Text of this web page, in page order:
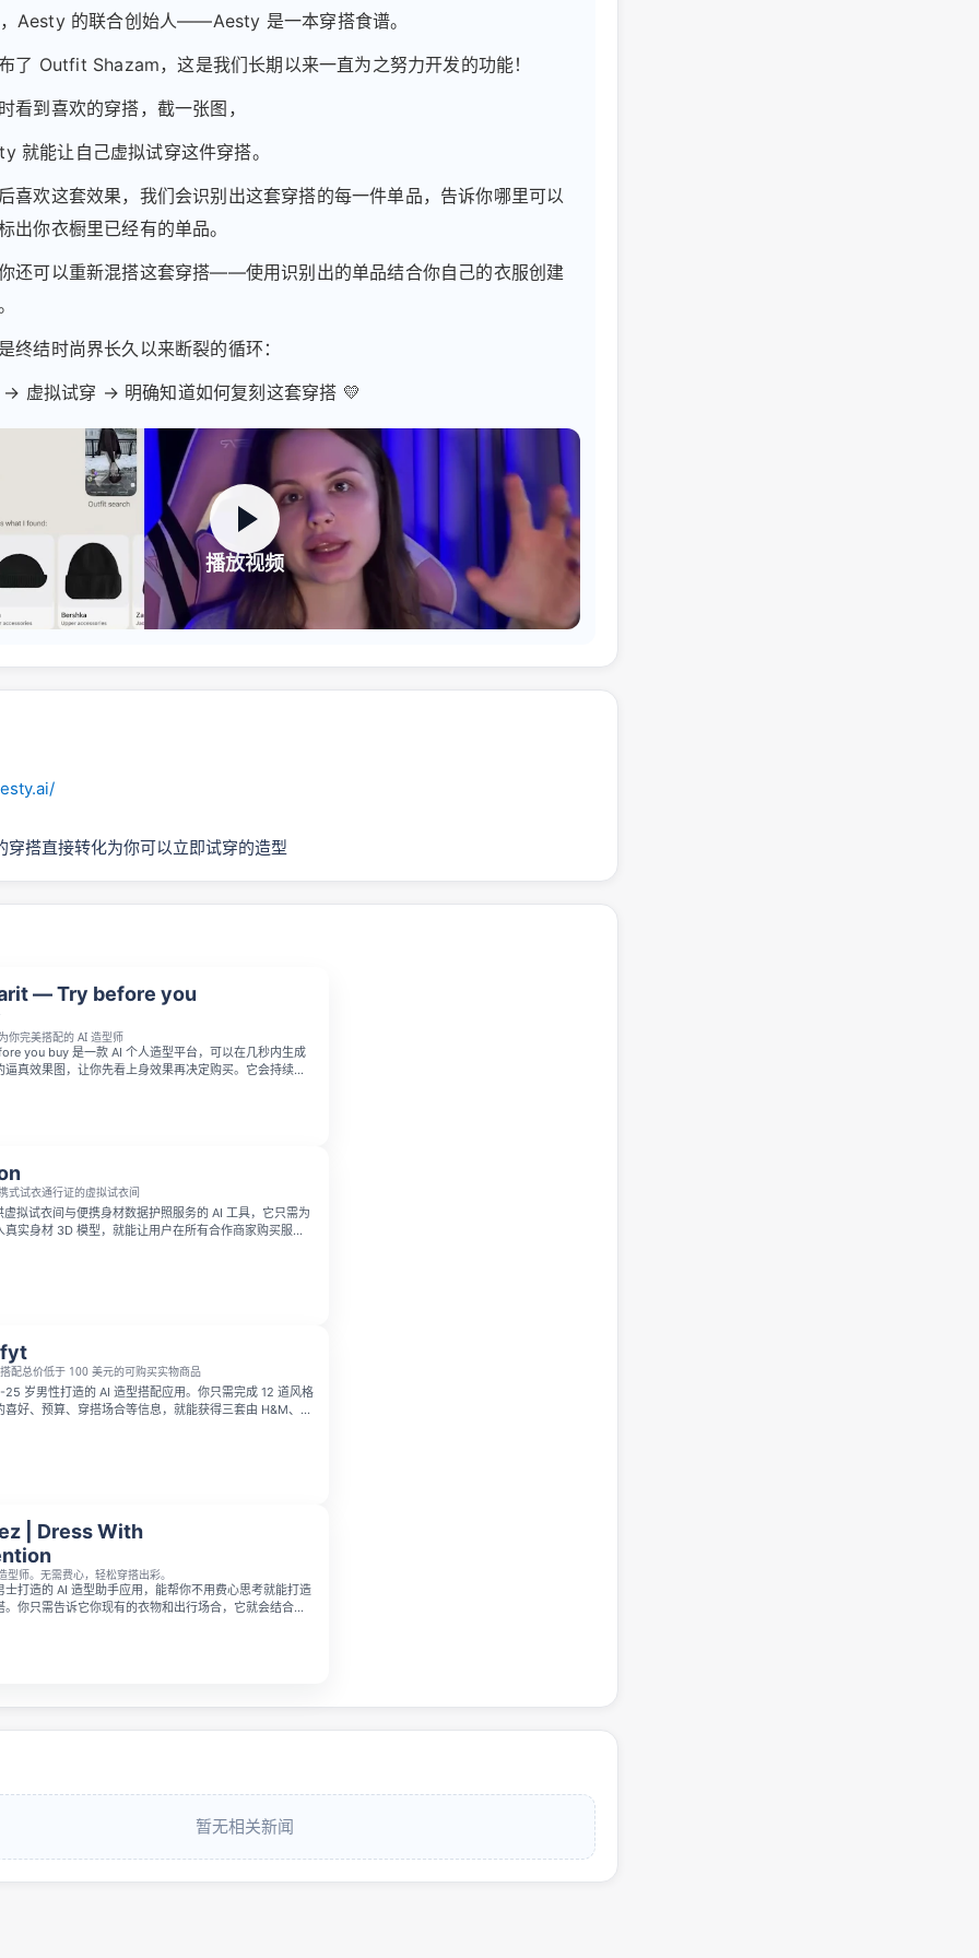
Aesty 的联合创始人——Aesty 是一本穿搭食谱。
了 Outfit Shazam，这是我们长期以来一直为之努力开发的功能！
看到喜欢的穿搭，截一张图，
就能让自己虚拟试穿这件穿搭。
喜欢这套效果，我们会识别出这套穿搭的每一件单品，告诉你哪里可以
出你衣橱里已经有的单品。
还可以重新混搭这套穿搭——使用识别出的单品结合你自己的衣服创建
终结时尚界长久以来断裂的循环：
→ 虚拟试穿 → 明确知道如何复刻这套穿搭 💛
播放视频
穿搭直接转化为你可以立即试穿的造型
— Try before you
你完美搭配的 AI 造型师
you buy 是一款 AI 个人造型平台，可以在几秒内生成
逼真效果图，让你先看上身效果再决定购买。它会持续学
式试衣通行证的虚拟试衣间
拟试衣间与便携身材数据护照服务的 AI 工具，它只需为
真实身材 3D 模型，就能让用户在所有合作商家购买服装
配总价低于 100 美元的可购买实物商品
岁男性打造的 AI 造型搭配应用。你只需完成 12 道风格
好、预算、穿搭场合等信息，就能获得三套由 H&M、
| Dress With
型师。无需费心，轻松穿搭出彩。
打造的 AI 造型助手应用，能帮你不用费心思考就能打造
。你只需告诉它你现有的衣物和出行场合，它就会结合场
暂无相关新闻